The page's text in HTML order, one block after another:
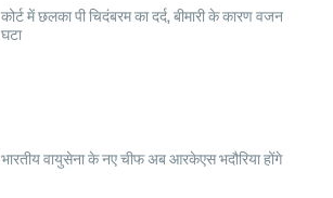
कोर्ट में छलका पी चिदंबरम का दर्द, बीमारी के कारण वजन
घटा
भारतीय वायुसेना के नए चीफ अब आरकेएस भदौरिया होंगे